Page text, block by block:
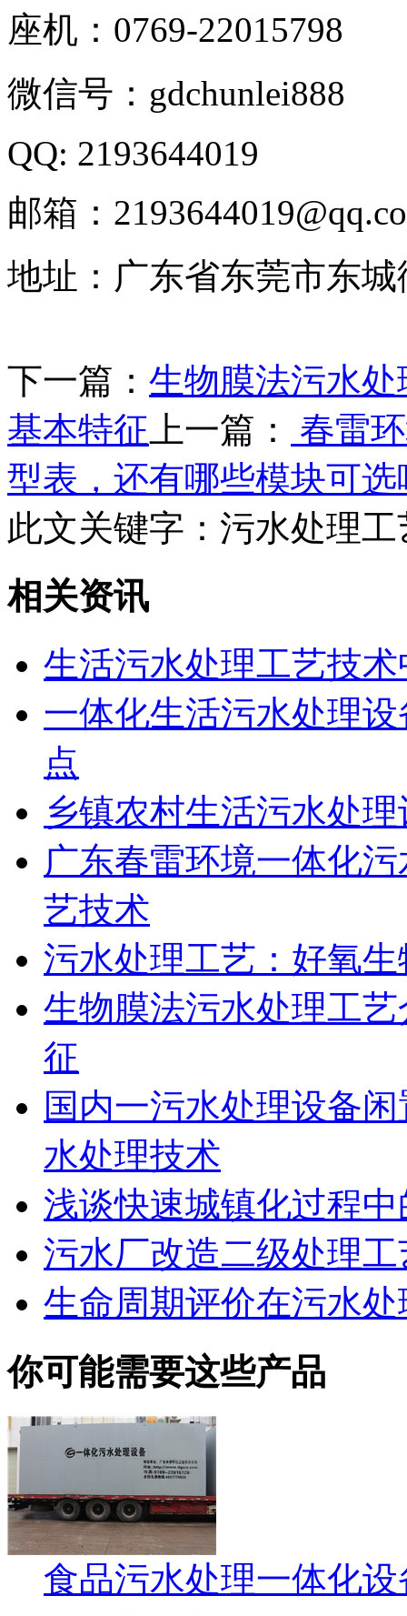
座机：0769-22015798
微信号：gdchunlei888
QQ: 2193644019
邮箱：
地址：广东省东莞市东
下一篇： 生物膜法污水
基本特征 上一篇：
春雷
型表，还有哪些模块可选
此文关键字： 污水处理
相关资讯
生活污水处理工艺技
一体化生活污水处理
点
乡镇农村生活污水处
广东春雷环境一体化
艺技术
污水处理工艺：好氧
生物膜法污水处理工
征
国内一污水处理设备
水处理技术
浅谈快速城镇化过程
污水厂改造二级处理
生命周期评价在污水
你可能需要这些产品
食品污水处理一体化设